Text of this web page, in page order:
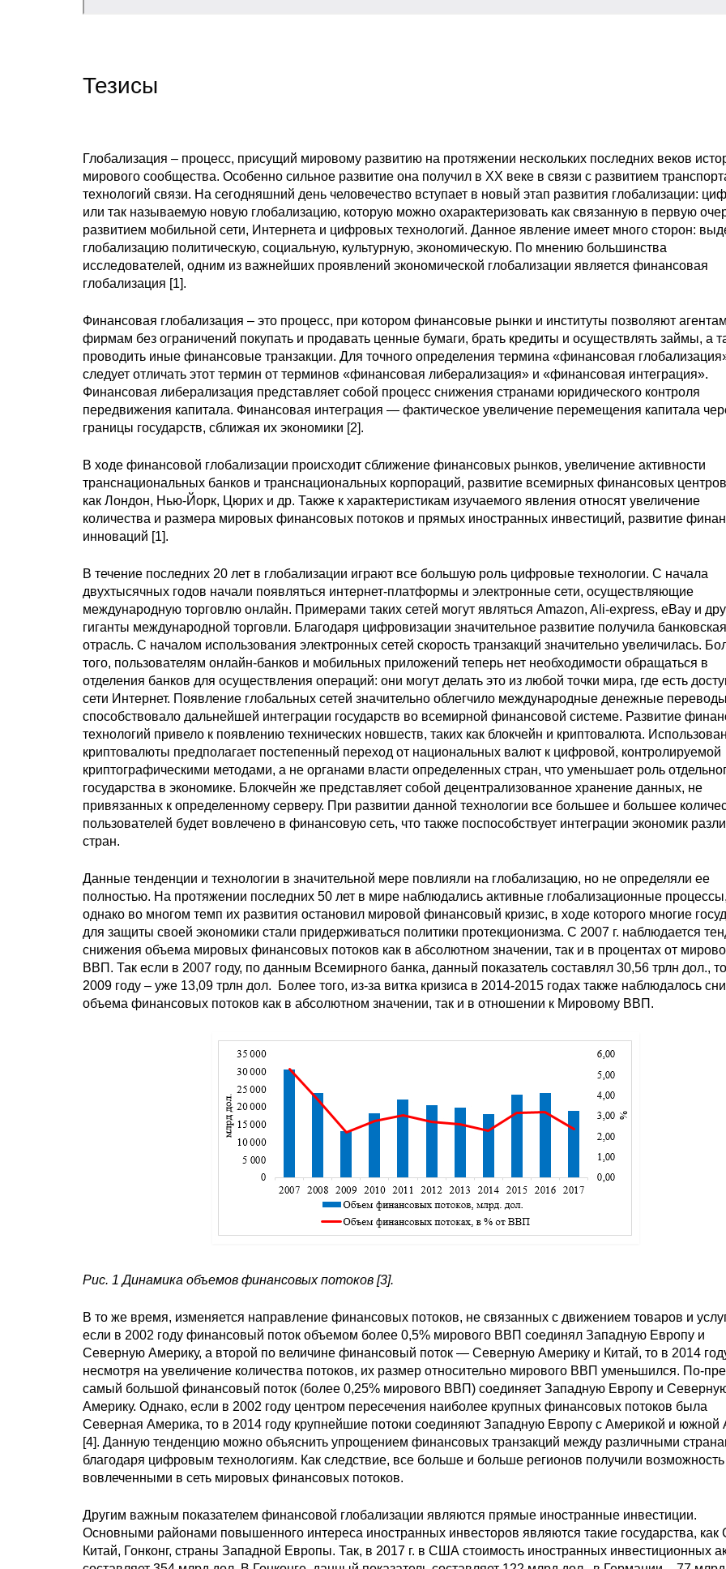
Тезисы
Глобализация – процесс, присущий мировому развитию на протяжении нескольких последних веков
мирового сообщества. Особенно сильное развитие она получил в XX веке в связи с развитием
технологий связи. На сегодняшний день человечество вступает в новый этап развития глобализации:
или так называемую новую глобализацию, которую можно охарактеризовать как связанную в первую
развитием мобильной сети, Интернета и цифровых технологий. Данное явление имеет много сторон:
глобализацию политическую, социальную, культурную, экономическую. По мнению большинства
исследователей, одним из важнейших проявлений экономической глобализации является финансовая
глобализация [1].
Финансовая глобализация – это процесс, при котором финансовые рынки и институты позволяют
фирмам без ограничений покупать и продавать ценные бумаги, брать кредиты и осуществлять займы, а
проводить иные финансовые транзакции. Для точного определения термина «финансовая
следует отличать этот термин от терминов «финансовая либерализация» и «финансовая интеграция».
Финансовая либерализация представляет собой процесс снижения странами юридического контроля
передвижения капитала. Финансовая интеграция — фактическое увеличение перемещения капитала
границы государств, сближая их экономики [2].
В ходе финансовой глобализации происходит сближение финансовых рынков, увеличение активности
транснациональных банков и транснациональных корпораций, развитие всемирных финансовых
как Лондон, Нью-Йорк, Цюрих и др. Также к характеристикам изучаемого явления относят увеличение
количества и размера мировых финансовых потоков и прямых иностранных инвестиций, развитие
инноваций [1].
В течение последних 20 лет в глобализации играют все большую роль цифровые технологии. С начала
двухтысячных годов начали появляться интернет-платформы и электронные сети, осуществляющие
международную торговлю онлайн. Примерами таких сетей могут являться Amazon, Ali-express, eBay и
гиганты международной торговли. Благодаря цифровизации значительное развитие получила банковская
отрасль. С началом использования электронных сетей скорость транзакций значительно увеличилась.
того, пользователям онлайн-банков и мобильных приложений теперь нет необходимости обращаться в
отделения банков для осуществления операций: они могут делать это из любой точки мира, где есть
сети Интернет. Появление глобальных сетей значительно облегчило международные денежные
способствовало дальнейшей интеграции государств во всемирной финансовой системе. Развитие
технологий привело к появлению технических новшеств, таких как блокчейн и криптовалюта.
криптовалюты предполагает постепенный переход от национальных валют к цифровой, контролируемой
криптографическими методами, а не органами власти определенных стран, что уменьшает роль
государства в экономике. Блокчейн же представляет собой децентрализованное хранение данных, не
привязанных к определенному серверу. При развитии данной технологии все большее и большее
пользователей будет вовлечено в финансовую сеть, что также поспособствует интеграции экономик
стран.
Данные тенденции и технологии в значительной мере повлияли на глобализацию, но не определяли ее
полностью. На протяжении последних 50 лет в мире наблюдались активные глобализационные
однако во многом темп их развития остановил мировой финансовый кризис, в ходе которого многие
для защиты своей экономики стали придерживаться политики протекционизма. С 2007 г. наблюдается
снижения объема мировых финансовых потоков как в абсолютном значении, так и в процентах от
ВВП. Так если в 2007 году, по данным Всемирного банка, данный показатель составлял 30,56 трлн дол.,
2009 году – уже 13,09 трлн дол. Более того, из-за витка кризиса в 2014-2015 годах также наблюдалось
объема финансовых потоков как в абсолютном значении, так и в отношении к Мировому ВВП.
Рис. 1 Динамика объемов финансовых потоков [3].
В то же время, изменяется направление финансовых потоков, не связанных с движением товаров и
если в 2002 году финансовый поток объемом более 0,5% мирового ВВП соединял Западную Европу и
Северную Америку, а второй по величине финансовый поток — Северную Америку и Китай, то в 2014
несмотря на увеличение количества потоков, их размер относительно мирового ВВП уменьшился. По-
самый большой финансовый поток (более 0,25% мирового ВВП) соединяет Западную Европу и
Америку. Однако, если в 2002 году центром пересечения наиболее крупных финансовых потоков была
Северная Америка, то в 2014 году крупнейшие потоки соединяют Западную Европу с Америкой и южной
[4]. Данную тенденцию можно объяснить упрощением финансовых транзакций между различными
благодаря цифровым технологиям. Как следствие, все больше и больше регионов получили
вовлеченными в сеть мировых финансовых потоков.
Другим важным показателем финансовой глобализации являются прямые иностранные инвестиции.
Основными районами повышенного интереса иностранных инвесторов являются такие государства,
Китай, Гонконг, страны Западной Европы. Так, в 2017 г. в США стоимость иностранных инвестиционных